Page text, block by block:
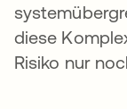
diese
Risiko nur